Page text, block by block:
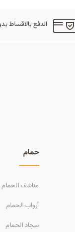
الدفع بالاقساط
حمام
مناشف الحمام
أرواب الحمام
سجاد الحمام